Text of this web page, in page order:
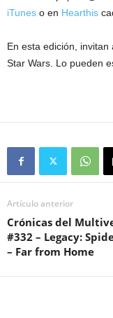
iTunes o en Hearthis
En esta edición,
Star Wars. Lo pueden
Artículo anterior
Crónicas del
#332 – Legacy:
– Far from Home